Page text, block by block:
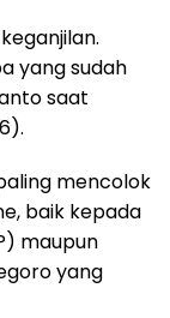
yang sudah
saat
mencolok
baik kepada
maupun
yang